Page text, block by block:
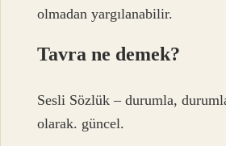
olmadan yargılanabilir.
Tavra ne demek?
Sesli Sözlük – durumla,
olarak. güncel.